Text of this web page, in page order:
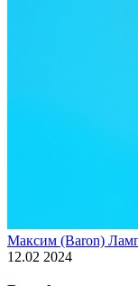
Максим (Baron)
12.02 2024